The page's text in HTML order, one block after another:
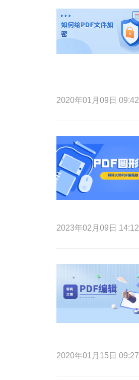
2020年01月09日 09:42
2023年02月09日 14:12
2020年01月15日 09:27